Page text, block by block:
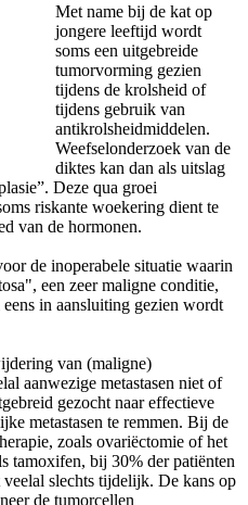
Met name bij de kat op
jongere leeftijd wordt
soms een uitgebreide
tumorvorming gezien
tijdens de krolsheid of
tijdens gebruik van
antikrolsheidmiddelen.
Weefselonderzoek van de
diktes kan dan als uitslag
Deze qua groei
riskante woekering dient te
van de hormonen.
de inoperabele situatie waarin
een zeer maligne conditie,
in aansluiting gezien wordt
van (maligne)
aanwezige metastasen niet of
gezocht naar effectieve
metastasen te remmen. Bij de
zoals ovariëctomie of het
tamoxifen, bij 30% der patiënten
slechts tijdelijk. De kans op
de tumorcellen